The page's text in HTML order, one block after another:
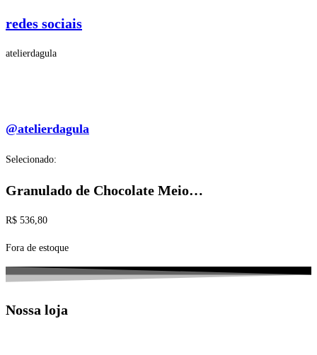
redes sociais
atelierdagula
@atelierdagula
Selecionado:
Granulado de Chocolate Meio…
R$ 536,80
Fora de estoque
Nossa loja